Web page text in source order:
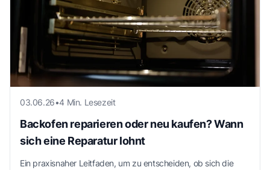
03.06.26•4 Min. Lesezeit
Backofen reparieren oder neu kaufen? Wann
sich eine Reparatur lohnt
Ein praxisnaher Leitfaden, um zu entscheiden, ob sich die